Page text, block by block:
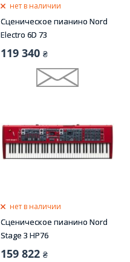
нет в наличии
Сценическое пианино Nord
Electro 6D 73
119 340 ₴
нет в наличии
Сценическое пианино Nord
Stage 3 HP76
159 822 ₴